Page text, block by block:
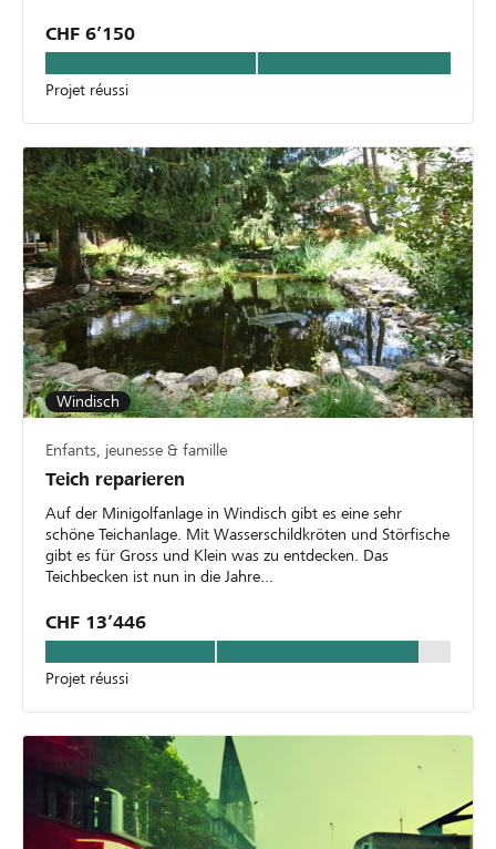
CHF 6’150
Projet réussi
Windisch
Enfants, jeunesse & famille
Teich reparieren
Auf der Minigolfanlage in Windisch gibt es eine sehr
schöne Teichanlage. Mit Wasserschildkröten und Störfische
gibt es für Gross und Klein was zu entdecken. Das
Teichbecken ist nun in die Jahre...
CHF 13’446
Projet réussi